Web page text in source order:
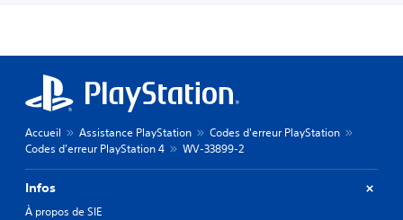
Accueil Assistance PlayStation
Codes d'erreur PlayStation
Codes d'erreur PlayStation 4
WV-33899-2
Infos
À propos de SIE